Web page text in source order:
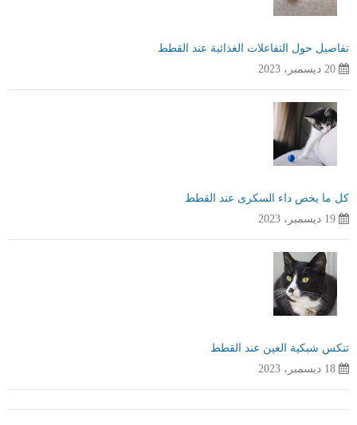
تفاصيل حول التفاعلات الغذائية عند القطط
20 ديسمبر، 2023
كل ما يخص داء السكرى عند القطط
19 ديسمبر، 2023
تنكس شبكية العين عند القطط
18 ديسمبر، 2023